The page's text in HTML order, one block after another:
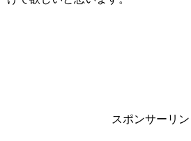
スポンサーリン